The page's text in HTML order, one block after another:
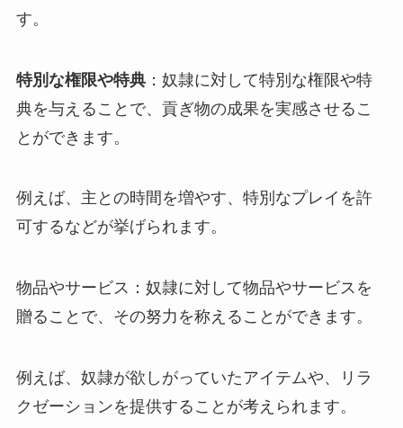
す。
特別な権限や特典：奴隷に対して特別な権限や特
典を与えることで、貢ぎ物の成果を実感させるこ
とができます。
例えば、主との時間を増やす、特別なプレイを許
可するなどが挙げられます。
物品やサービス：奴隷に対して物品やサービスを
贈ることで、その努力を称えることができます。
例えば、奴隷が欲しがっていたアイテムや、リラ
クゼーションを提供することが考えられます。